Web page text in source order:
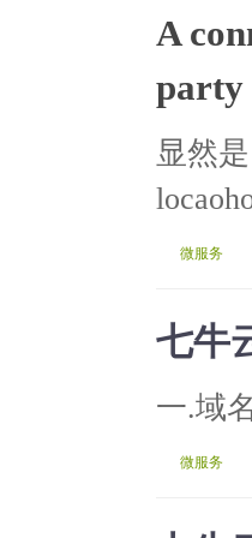
A
party
显然
微服务
七牛
一.域
微服务